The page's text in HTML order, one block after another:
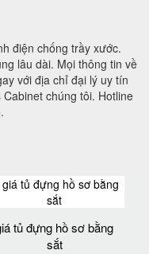
điện chống trầy xước.
lâu dài. Mọi thông tin về
với địa chỉ đại lý uy tín
chúng tôi. Hotline
.
tủ đựng hồ sơ bằng
sắt